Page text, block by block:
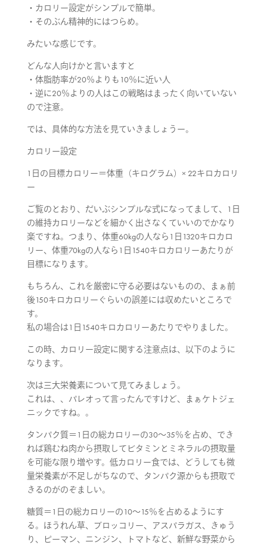
・カロリー設定がシンプルで簡単。
・そのぶん精神的にはつらめ。
みたいな感じです。
どんな人向けかと言いますと
・体脂肪率が20％よりも10％に近い人
・逆に20％よりの人はこの戦略はまったく向いていない
ので注意。
では、具体的な方法を見ていきましょうー。
カロリー設定
1日の目標カロリー＝体重（キログラム）× 22キロカロリ
ー
ご覧のとおり、だいぶシンプルな式になってまして、1日
の維持カロリーなどを細かく出さなくていいのでかなり
楽ですね。つまり、体重60kgの人なら1日1320キロカロ
リー、体重70kgの人なら1日1540キロカロリーあたりが
目標になります。
もちろん、これを厳密に守る必要はないものの、まぁ前
後150キロカロリーぐらいの誤差には収めたいところで
す。
私の場合は1日1540キロカロリーあたりでやりました。
この時、カロリー設定に関する注意点は、以下のように
なります。
次は三大栄養素について見てみましょう。
これは、、パレオって言ったんですけど、まぁケトジェ
ニックですね。。
タンパク質＝1日の総カロリーの30～35％を占め、でき
れば鶏むね肉から摂取してビタミンとミネラルの摂取量
を可能な限り増やす。低カロリー食では、どうしても微
量栄養素が不足しがちなので、タンパク源からも摂取で
きるのがのぞましい。
糖質＝1日の総カロリーの10～15％を占めるようにす
る。ほうれん草、ブロッコリー、アスパラガス、きゅう
り、ピーマン、ニンジン、トマトなど、新鮮な野菜から